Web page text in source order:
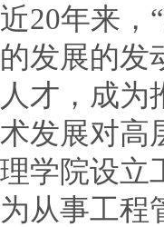
近20年来，
的发展的发
人才，成为
术发展对高
理学院设立
为从事工程